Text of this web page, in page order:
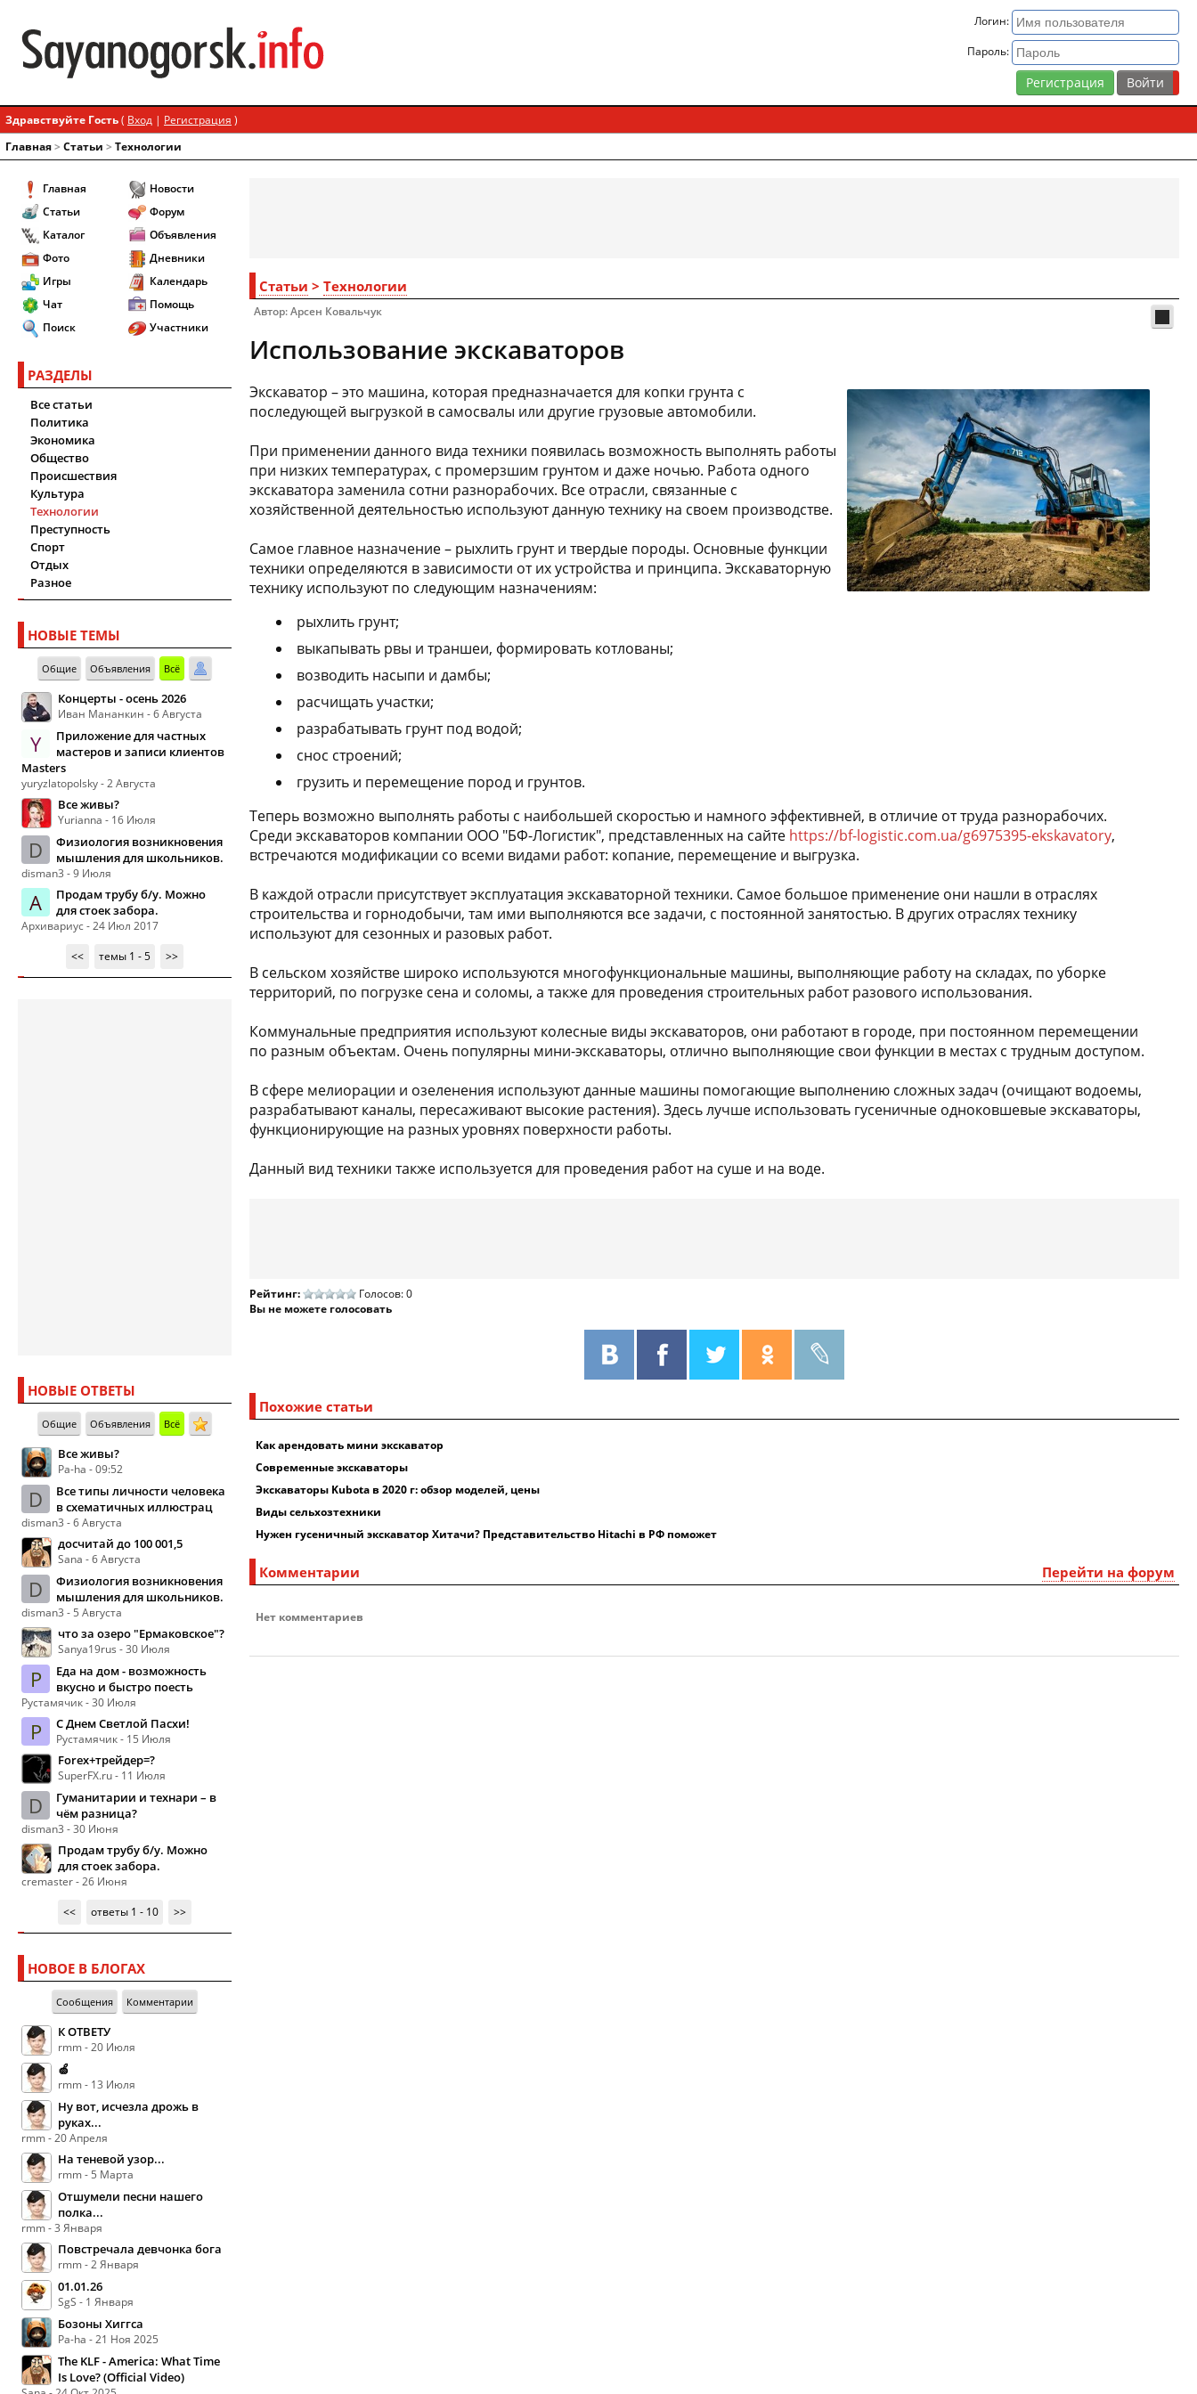
Логин:
Пароль:
Регистрация
Здравствуйте Гость( Вход | Регистрация )
Главная> Статьи > Технологии
Главная
Статьи
Каталог
Фото
Игры
Чат
Поиск
Новости
Форум
Объявления
Дневники
Календарь
Помощь
Участники
РАЗДЕЛЫ
Все статьи
Политика
Экономика
Общество
Происшествия
Культура
Технологии
Преступность
Спорт
Отдых
Разное
НОВЫЕ ТЕМЫ
Общие Объявления Всё
Концерты - осень 2026
Иван Мананкин - 6 Августа
Y
Приложение для частных
мастеров и записи клиентов
Masters
yuryzlatopolsky - 2 Августа
Все живы?
Yurianna - 16 Июля
D
Физиология возникновения
мышления для школьников.
disman3 - 9 Июля
А
Продам трубу б/у. Можно
для стоек забора.
Архивариус - 24 Июл 2017
<<
темы 1 - 5 >>
НОВЫЕ ОТВЕТЫ
Общие Объявления Всё
Все живы?
Pa-ha - 09:52
D
Все типы личности человека
в схематичных иллюстрац
disman3 - 6 Августа
досчитай до 100 001,5
Sana - 6 Августа
D
Физиология возникновения
мышления для школьников.
disman3 - 5 Августа
что за озеро "Ермаковское"?
Sanya19rus - 30 Июля
Р
Еда на дом - возможность
вкусно и быстро поесть
Рустамячик - 30 Июля
Р С Днем Светлой Пасхи!
Рустамячик - 15 Июля
Forex+трейдер=?
SuperFX.ru - 11 Июля
D
Гуманитарии и технари – в
чём разница?
disman3 - 30 Июня
Продам трубу б/у. Можно
для стоек забора.
cremaster - 26 Июня
<<
ответы 1 - 10 >>
НОВОЕ В БЛОГАХ
Сообщения Комментарии
К ОТВЕТУ
rmm - 20 Июля
🍏
rmm - 13 Июля
Ну вот, исчезла дрожь в
руках...
rmm - 20 Апреля
На теневой узор...
rmm - 5 Марта
Отшумели песни нашего
полка...
rmm - 3 Января
Повстречала девчонка бога
rmm - 2 Января
01.01.26
SgS - 1 Января
Бозоны Хиггса
Pa-ha - 21 Ноя 2025
The KLF - America: What Time
Is Love? (Official Video)
Статьи > Технологии
Автор: Арсен Ковальчук
Использование экскаваторов
Экскаватор – это машина, которая предназначается для копки грунта с
последующей выгрузкой в самосвалы или другие грузовые автомобили.
При применении данного вида техники появилась возможность выполнять работы
при низких температурах, с промерзшим грунтом и даже ночью. Работа одного
экскаватора заменила сотни разнорабочих. Все отрасли, связанные с
хозяйственной деятельностью используют данную технику на своем производстве.
Самое главное назначение – рыхлить грунт и твердые породы. Основные функции
техники определяются в зависимости от их устройства и принципа. Экскаваторную
технику используют по следующим назначениям:
рыхлить грунт;
выкапывать рвы и траншеи, формировать котлованы;
возводить насыпи и дамбы;
расчищать участки;
разрабатывать грунт под водой;
снос строений;
грузить и перемещение пород и грунтов.
Теперь возможно выполнять работы с наибольшей скоростью и намного эффективней, в отличие от труда разнорабочих.
Среди экскаваторов компании ООО "БФ-Логистик", представленных на сайте https://bf-logistic.com.ua/g6975395-ekskavatory,
встречаются модификации со всеми видами работ: копание, перемещение и выгрузка.
В каждой отрасли присутствует эксплуатация экскаваторной техники. Самое большое применение они нашли в отраслях
строительства и горнодобычи, там ими выполняются все задачи, с постоянной занятостью. В других отраслях технику
используют для сезонных и разовых работ.
В сельском хозяйстве широко используются многофункциональные машины, выполняющие работу на складах, по уборке
территорий, по погрузке сена и соломы, а также для проведения строительных работ разового использования.
Коммунальные предприятия используют колесные виды экскаваторов, они работают в городе, при постоянном перемещении
по разным объектам. Очень популярны мини-экскаваторы, отлично выполняющие свои функции в местах с трудным доступом.
В сфере мелиорации и озеленения используют данные машины помогающие выполнению сложных задач (очищают водоемы,
разрабатывают каналы, пересаживают высокие растения). Здесь лучше использовать гусеничные одноковшевые экскаваторы,
функционирующие на разных уровнях поверхности работы.
Данный вид техники также используется для проведения работ на суше и на воде.
Рейтинг:
Голосов: 0
Вы не можете голосовать
Похожие статьи
Как арендовать мини экскаватор
Современные экскаваторы
Экскаваторы Kubota в 2020 г: обзор моделей, цены
Виды сельхозтехники
Нужен гусеничный экскаватор Хитачи? Представительство Hitachi в РФ поможет
Перейти на форум
Комментарии
Нет комментариев